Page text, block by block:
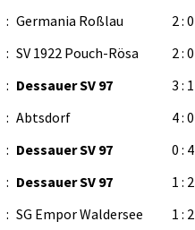
: Germania Roßlau
2 : 0
: SV 1922 Pouch-Rösa
2 : 0
: Dessauer SV 97
3 : 1
: Abtsdorf
4 : 0
: Dessauer SV 97
0 : 4
: Dessauer SV 97
1 : 2
: SG Empor Waldersee 1 : 2